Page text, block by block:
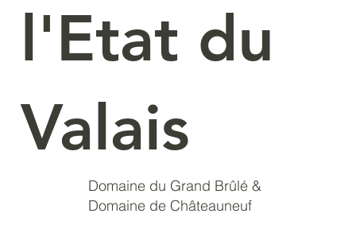
l'Etat du
Valais
Domaine du Grand Brûlé &
Domaine de Châteauneuf